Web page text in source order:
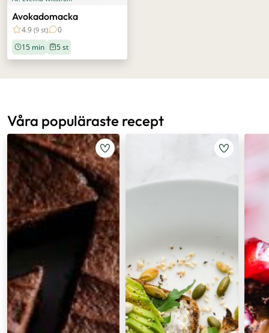
Avokadomacka
4.9 (9 st)
0
15 min
5 st
Våra populäraste recept